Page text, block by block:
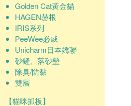
Golden Cat黃金貓
HAGEN赫根
IRIS系列
PeeWee必威
Unicharm日本嬌聯
砂鏟、落砂墊
除臭/防黏
雙層
【貓咪抓板】